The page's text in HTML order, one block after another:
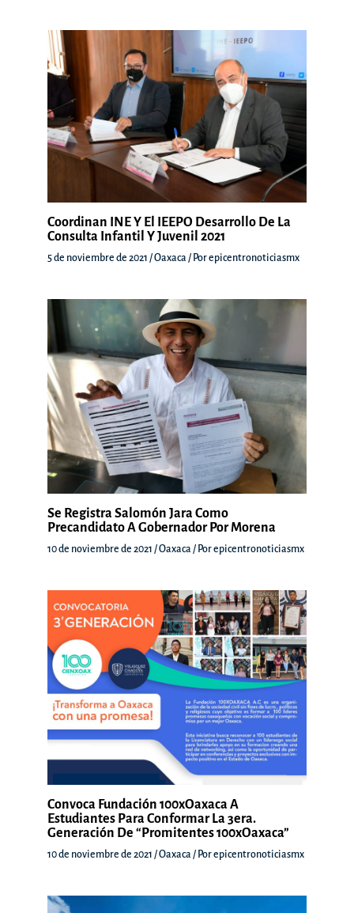
Coordinan INE Y El IEEPO Desarrollo De La
Consulta Infantil Y Juvenil 2021
5 de noviembre de 2021 /Oaxaca / Porepicentronoticiasmx
Se Registra Salomón Jara Como
Precandidato A Gobernador Por Morena
10 de noviembre de 2021 /Oaxaca / Porepicentronoticiasmx
Convoca Fundación 100xOaxaca A
Estudiantes Para Conformar La 3era.
Generación De “Promitentes 100xOaxaca”
10 de noviembre de 2021 /Oaxaca / Porepicentronoticiasmx